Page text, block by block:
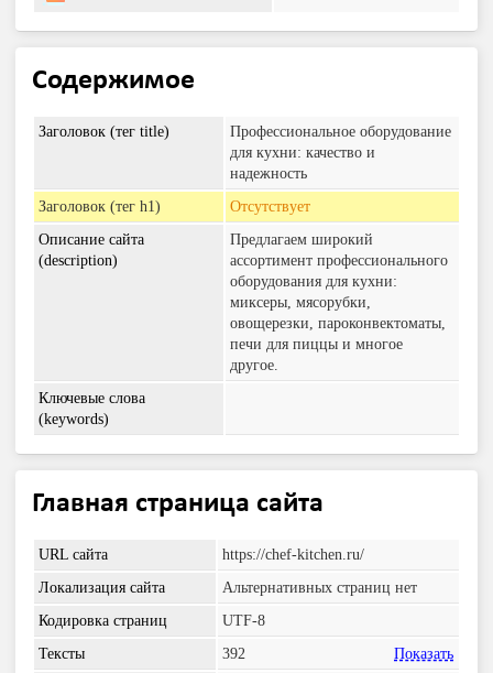
Содержимое
Заголовок (тег title)
Профессиональное оборудование
для кухни: качество и
надежность
Заголовок (тег h1)
Отсутствует
Описание сайта
(description)
Предлагаем широкий
ассортимент профессионального
оборудования для кухни:
миксеры, мясорубки,
овощерезки, пароконвектоматы,
печи для пиццы и многое
другое.
Ключевые слова
(keywords)
Главная страница сайта
URL сайта
https://chef-kitchen.ru/
Локализация сайта
Альтернативных страниц нет
Кодировка страниц
UTF-8
Тексты
392
Показать